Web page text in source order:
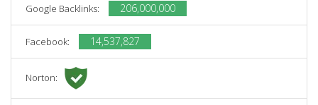
Google Backlinks: 206,000,000
Facebook: 14,537,827
Norton: